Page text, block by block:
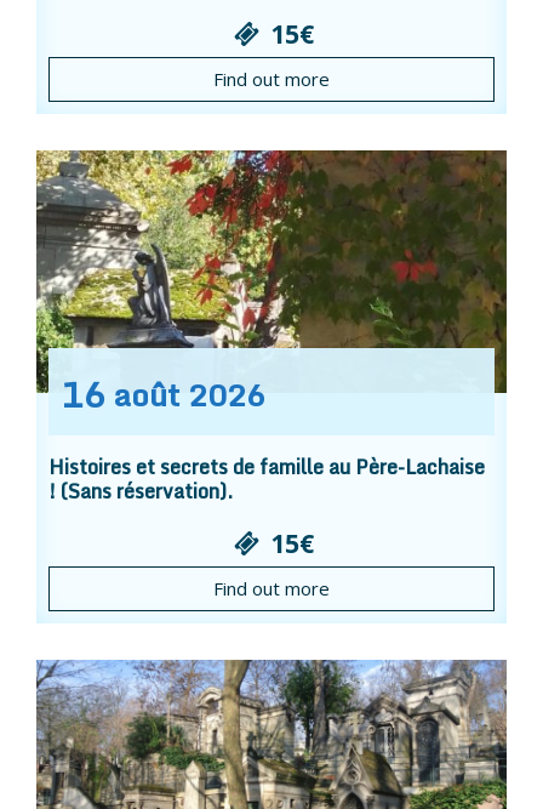
15€
Find out more
16 août 2026
Histoires et secrets de famille au Père-Lachaise
! (Sans réservation).
15€
Find out more